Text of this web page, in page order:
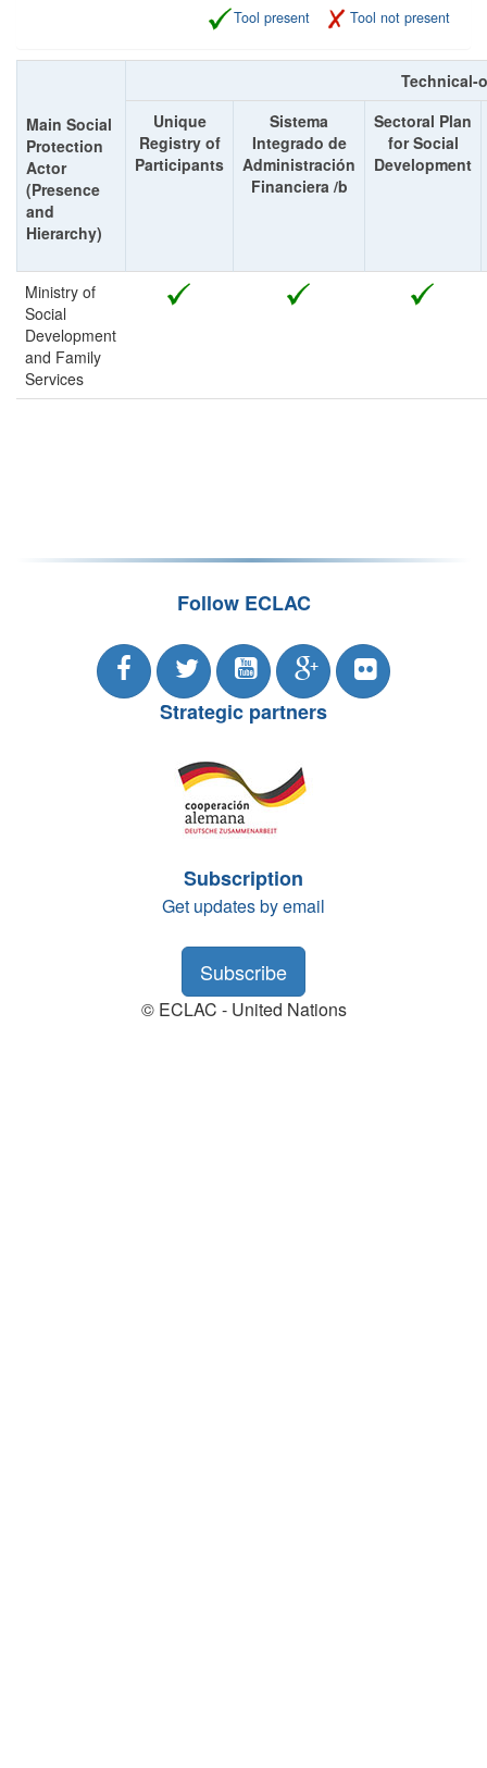
Tool present Tool not present
Main Social
Protection
Actor
(Presence
and
Hierarchy)
Technical-
Unique
Registry of
Participants
Sistema
Integrado de
Administración
Financiera /b
Sectoral Plan
for Social
Development
Ministry of
Social
Development
and Family
Services
Follow ECLAC
Strategic partners
Subscription
Get updates by email
Subscribe
© ECLAC - United Nations